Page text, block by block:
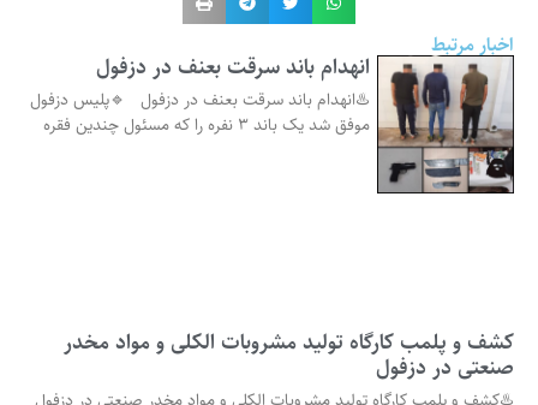
اخبار مرتبط
انهدام باند سرقت بعنف در دزفول
♨️انهدام باند سرقت بعنف در دزفول 🔹پلیس دزفول
موفق شد یک باند ۳ نفره را که مسئول چندین فقره
کشف و پلمب کارگاه تولید مشروبات الکلی و مواد مخدر
صنعتی در دزفول